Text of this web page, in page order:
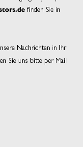
finden Sie in
Nachrichten in Ihr
Sie uns bitte per Mail